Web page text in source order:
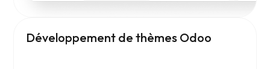
Développement de thèmes Odoo